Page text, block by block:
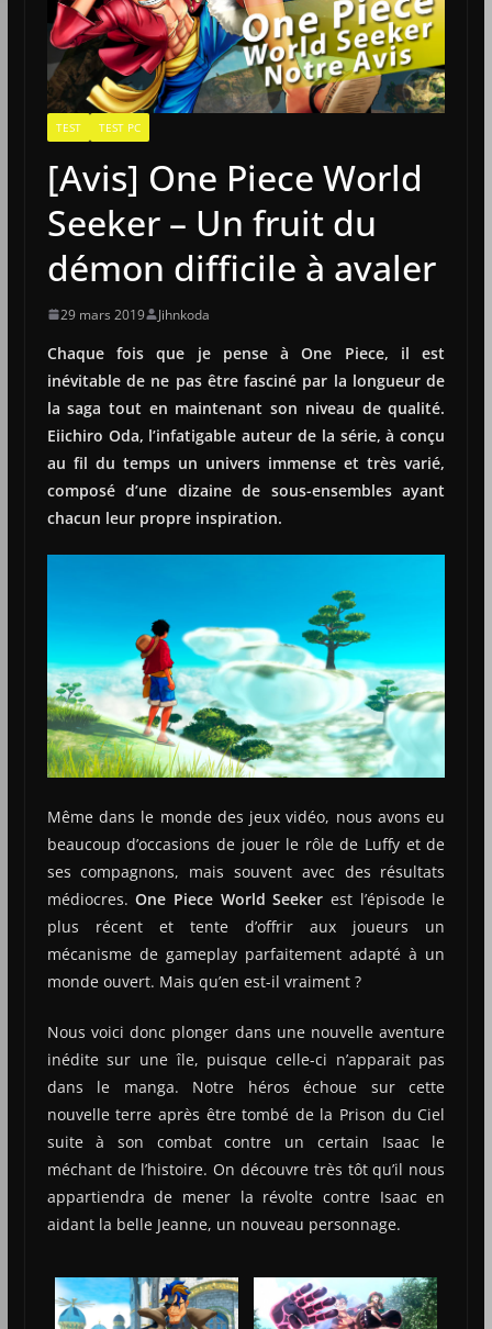
TEST TEST PC
[Avis] One Piece World
Seeker – Un fruit du
démon difficile à avaler
29 mars 2019 Jihnkoda
Chaque fois que je pense à One Piece, il est
inévitable de ne pas être fasciné par la longueur de
la saga tout en maintenant son niveau de qualité.
Eiichiro Oda, l’infatigable auteur de la série, à conçu
au fil du temps un univers immense et très varié,
composé d’une dizaine de sous-ensembles ayant
chacun leur propre inspiration.
Même dans le monde des jeux vidéo, nous avons eu
beaucoup d’occasions de jouer le rôle de Luffy et de
ses compagnons, mais souvent avec des résultats
médiocres.One Piece WorldSeeker est l’épisode le
plus récent et tente d’offrir aux joueurs un
mécanisme de gameplay parfaitement adapté à un
monde ouvert. Mais qu’en est-il vraiment ?
Nous voici donc plonger dans une nouvelle aventure
inédite sur une île, puisque celle-ci n’apparait pas
dans le manga. Notre héros échoue sur cette
nouvelle terre après être tombé de la Prison du Ciel
suite à son combat contre un certain Isaac le
méchant de l’histoire. On découvre très tôt qu’il nous
appartiendra de mener la révolte contre Isaac en
aidant la belle Jeanne, un nouveau personnage.